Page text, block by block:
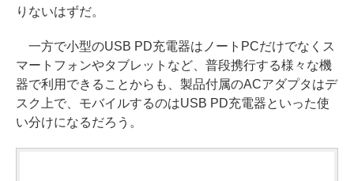
りないはずだ。
一方で小型のUSB PD充電器はノートPCだけでなくス
マートフォンやタブレットなど、普段携行する様々な機
器で利用できることからも、製品付属のACアダプタはデ
スク上で、モバイルするのはUSB PD充電器といった使
い分けになるだろう。